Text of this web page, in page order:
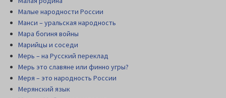
Малые народности России
Манси – уральская народность
Мара богиня войны
Марийцы и соседи
Мерь – на Русский переклад
Мерь это славяне или финно угры?
Меря – это народность России
Мерянский язык